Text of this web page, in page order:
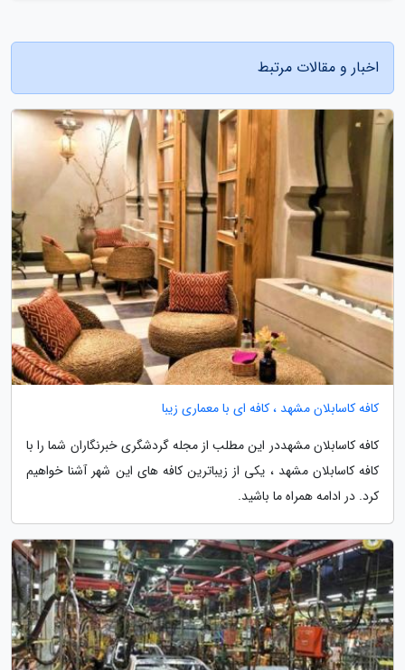
اخبار و مقالات مرتبط
کافه کاسابلان مشهد ، کافه ای با معماری زیبا
کافه کاسابلان مشهددر این مطلب از مجله گردشگری خبرنگاران شما را با
کافه کاسابلان مشهد ، یکی از زیباترین کافه های این شهر آشنا خواهیم
کرد. در ادامه همراه ما باشید.